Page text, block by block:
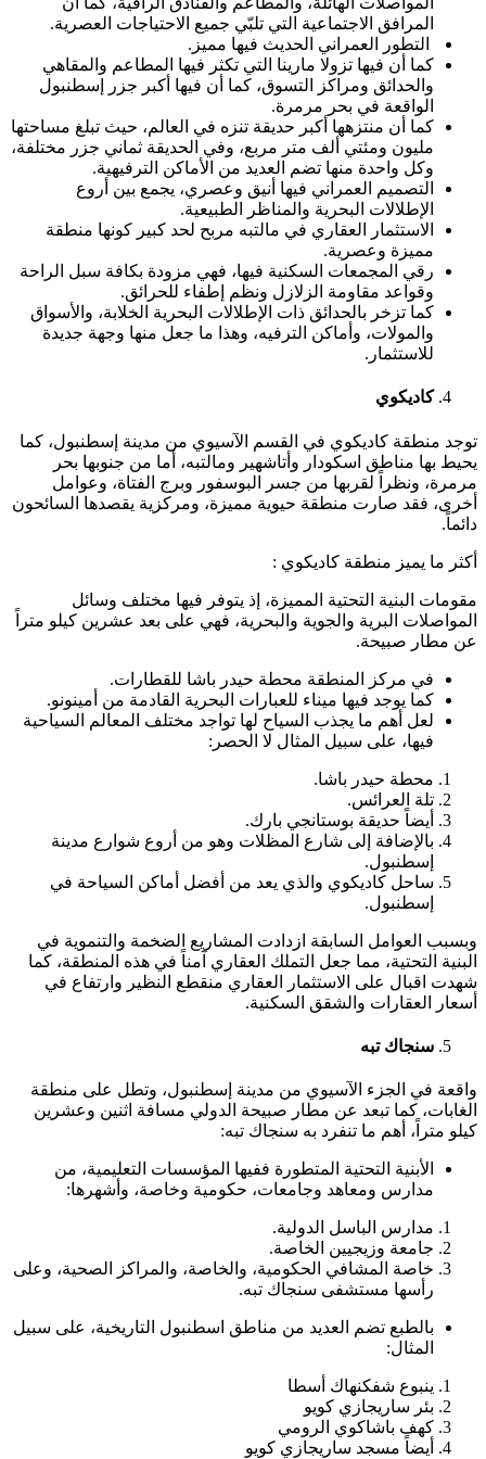
المرافق الاجتماعية التي تلبّي جميع الاحتياجات العصرية.
التطور العمراني الحديث فيها مميز.
كما أن فيها تزولا مارينا التي تكثر فيها المطاعم والمقاهي
والحدائق ومراكز التسوق، كما أن فيها أكبر جزر إسطنبول
الواقعة في بحر مرمرة.
كما أن منتزهها أكبر حديقة تنزه في العالم، حيث تبلغ مساحتها
مليون ومئتي ألف متر مربع، وفي الحديقة ثماني جزر مختلفة،
وكل واحدة منها تضم العديد من الأماكن الترفيهية.
التصميم العمراني فيها أنيق وعصري، يجمع بين أروع
الإطلالات البحرية والمناظر الطبيعية.
الاستثمار العقاري في مالتبه مربح لحد كبير كونها منطقة
مميزة وعصرية.
رقي المجمعات السكنية فيها، فهي مزودة بكافة سبل الراحة
وقواعد مقاومة الزلازل ونظم إطفاء للحرائق.
كما تزخر بالحدائق ذات الإطلالات البحرية الخلابة، والأسواق
والمولات، وأماكن الترفيه، وهذا ما جعل منها وجهة جديدة
للاستثمار.
كاديكوي
توجد منطقة كاديكوي في القسم الآسيوي من مدينة إسطنبول، كما
يحيط بها مناطق اسكودار وأتاشهير ومالتبه، أما من جنوبها بحر
مرمرة، ونظراً لقربها من جسر البوسفور وبرج الفتاة، وعوامل
أخرى، فقد صارت منطقة حيوية مميزة، ومركزية يقصدها السائحون
دائماً.
أكثر ما يميز منطقة كاديكوي :
مقومات البنية التحتية المميزة، إذ يتوفر فيها مختلف وسائل
المواصلات البرية والجوية والبحرية، فهي على بعد عشرين كيلو متراً
عن مطار صبيحة.
في مركز المنطقة محطة حيدر باشا للقطارات.
كما يوجد فيها ميناء للعبارات البحرية القادمة من أمينونو.
لعل أهم ما يجذب السياح لها تواجد مختلف المعالم السياحية
فيها، على سبيل المثال لا الحصر:
محطة حيدر باشا.
تلة العرائس.
أيضاً حديقة بوستانجي بارك.
بالإضافة إلى شارع المظلات وهو من أروع شوارع مدينة
إسطنبول.
ساحل كاديكوي والذي يعد من أفضل أماكن السياحة في
إسطنبول.
وبسبب العوامل السابقة ازدادت المشاريع الضخمة والتنموية في
البنية التحتية، مما جعل التملك العقاري آمناً في هذه المنطقة، كما
شهدت اقبال على الاستثمار العقاري منقطع النظير وارتفاع في
أسعار العقارات والشقق السكنية.
سنجاك تبه
واقعة في الجزء الآسيوي من مدينة إسطنبول، وتطل على منطقة
الغابات، كما تبعد عن مطار صبيحة الدولي مسافة اثنين وعشرين
كيلو متراً، أهم ما تنفرد به سنجاك تبه:
الأبنية التحتية المتطورة ففيها المؤسسات التعليمية، من
مدارس ومعاهد وجامعات، حكومية وخاصة، وأشهرها:
مدارس الباسل الدولية.
جامعة وزيجيين الخاصة.
خاصة المشافي الحكومية، والخاصة، والمراكز الصحية، وعلى
رأسها مستشفى سنجاك تبه.
بالطبع تضم العديد من مناطق اسطنبول التاريخية، على سبيل
المثال:
ينبوع شفكنهاك أسطا
بئر ساريجازي كويو
كهف باشاكوي الرومي
أيضاً مسجد ساريجازي كويو